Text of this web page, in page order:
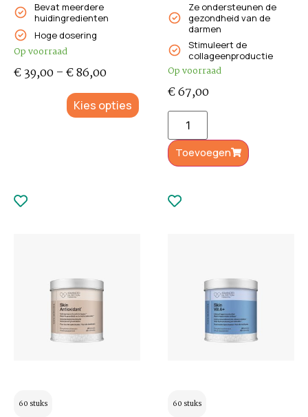
Bevat meerdere
huidingredienten
Hoge dosering
Op voorraad
€39,00–€86,00
Kies opties
Ze ondersteunen de
gezondheid van de
darmen
Stimuleert de
collageenproductie
Op voorraad
€67,00
Toevoegen
60 stuks 60 stuks